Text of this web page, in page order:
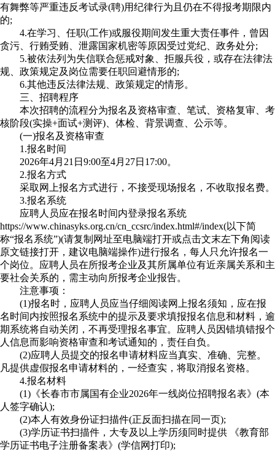
有舞弊等严重违反考试录(聘)用纪律行为且仍在不得报考期限内
的;
4.在学习、任职(工作)或服役期间发生重大责任事件，曾因
贪污、行贿受贿、泄露国家机密等原因受过党纪、政务处分;
5.被依法列为失信联合惩戒对象、拒服兵役，或存在法律法
规、政策规定及岗位需要任职回避情形的;
6.其他违反法律法规、政策规定的情形。
三、招聘程序
本次招聘的流程分为报名及资格审查、笔试、资格复审、考
核阶段(实操+面试+测评)、体检、背景调查、公示等。
(一)报名及资格审查
1.报名时间
2026年4月21日9:00至4月27日17:00。
2.报名方式
采取网上报名方式进行，不接受现场报名，不收取报名费。
3.报名系统
应聘人员应在报名时间内登录报名系统
https://www.chinasyks.org.cn/cn_ccsrc/index.html#/index(以下简
称“报名系统”)(请复制网址至电脑端打开或点击文末左下角阅读
原文链接打开，建议电脑端操作)进行报名，每人只允许报名一
个岗位。应聘人员在所报考企业及其所属单位有近亲属关系和主
要社会关系的，需主动向所报考企业报告。
注意事项：
(1)报名时，应聘人员应当仔细阅读网上报名须知，应在报
名时间内按照报名系统中的提示及要求填报报名信息和材料，逾
期系统将自动关闭，不再受理报名事宜。应聘人员因错填错报个
人信息而影响资格审查和考试通知的，责任自负。
(2)应聘人员提交的报名申请材料应当真实、准确、完整。
凡提供虚假报名申请材料的，一经查实，将取消报名资格。
4.报名材料
(1)《长春市市属国有企业2026年一线岗位招聘报名表》(本
人签字确认);
(2)本人有效身份证扫描件(正反面扫描在同一页);
(3)学历证书扫描件，大专及以上学历须同时提供 《教育部
学历证书电子注册备案表》(学信网打印);